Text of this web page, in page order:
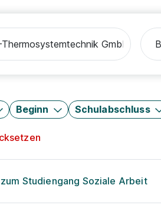
Beginn Schulabschluss
Studiengang Soziale Arbeit